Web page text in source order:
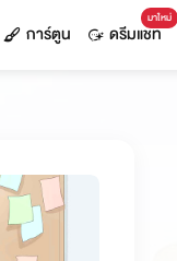
การ์ตูน
มาใหม่
ดรีมแชท